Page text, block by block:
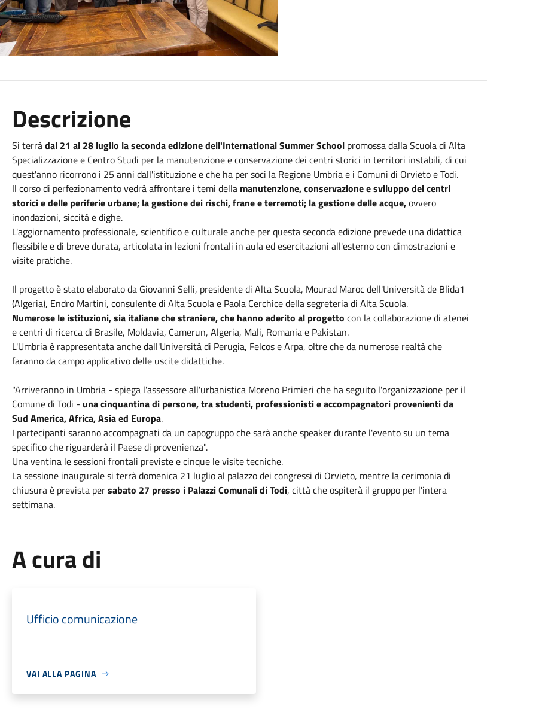
Descrizione
Si terràdal 21 al 28 luglio la seconda edizione dell'International Summer Schoolpromossa dalla Scuola di Alta
Specializzazione e Centro Studi per la manutenzione e conservazione dei centri storici in territori instabili, di cui
quest'anno ricorrono i 25 anni dall'istituzione e che ha per soci la Regione Umbria e i Comuni di Orvieto e Todi.
Il corso di perfezionamento vedrà affrontare i temi della manutenzione, conservazione e sviluppo dei centri
storici e delle periferie urbane; la gestione dei rischi, frane e terremoti; la gestione delle acque,ovvero
inondazioni, siccità e dighe.
L'aggiornamento professionale, scientifico e culturale anche per questa seconda edizione prevede una didattica
flessibile e di breve durata, articolata in lezioni frontali in aula ed esercitazioni all'esterno con dimostrazioni e
visite pratiche.
Il progetto è stato elaborato da Giovanni Selli, presidente di Alta Scuola, Mourad Maroc dell'Università de Blida1
(Algeria), Endro Martini, consulente di Alta Scuola e Paola Cerchice della segreteria di Alta Scuola.
Numerose le istituzioni, sia italiane che straniere, che hanno aderito al progetto con la collaborazione di atenei
e centri di ricerca di Brasile, Moldavia, Camerun, Algeria, Mali, Romania e Pakistan.
L'Umbria è rappresentata anche dall'Università di Perugia, Felcos e Arpa, oltre che da numerose realtà che
faranno da campo applicativo delle uscite didattiche.
"Arriveranno in Umbria - spiega l'assessore all'urbanistica Moreno Primieri che ha seguito l'organizzazione per il
Comune di Todi - una cinquantina di persone, tra studenti, professionisti e accompagnatori provenienti da
Sud America, Africa, Asia ed Europa.
I partecipanti saranno accompagnati da un capogruppo che sarà anche speaker durante l'evento su un tema
specifico che riguarderà il Paese di provenienza".
Una ventina le sessioni frontali previste e cinque le visite tecniche.
La sessione inaugurale si terrà domenica 21 luglio al palazzo dei congressi di Orvieto, mentre la cerimonia di
chiusura è prevista persabato 27 presso i Palazzi Comunali di Todi, città che ospiterà il gruppo per l'intera
settimana.
A cura di
Ufficio comunicazione
VAI ALLA PAGINA